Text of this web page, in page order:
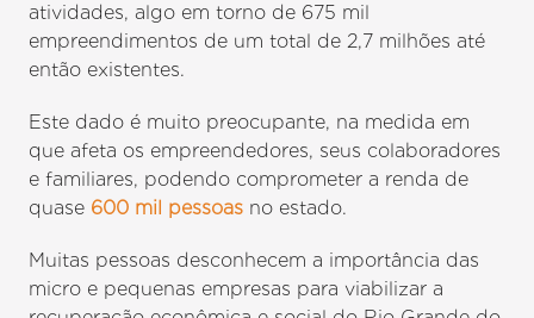
atividades, algo em torno de 675 mil
empreendimentos de um total de 2,7 milhões até
então existentes.
Este dado é muito preocupante, na medida em
que afeta os empreendedores, seus colaboradores
e familiares, podendo comprometer a renda de
quase 600 mil pessoas no estado.
Muitas pessoas desconhecem a importância das
micro e pequenas empresas para viabilizar a